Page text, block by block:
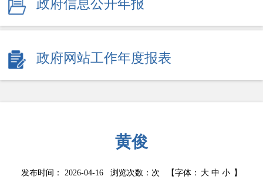
政府信息公开年报
政府网站工作年度报表
黄俊
发布时间： 2026-04-16 浏览次数： 次 【字体： 大 中 小 】